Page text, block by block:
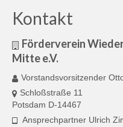
Kontakt
Förderverein
Mitte e.V.
Vorstandsvorsitzender
Schloßstraße 11
Potsdam D-14467
Ansprechpartner Ulrich